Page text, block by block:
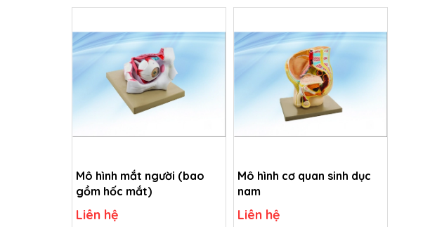
Mô hình mắt người (bao
gồm hốc mắt)
Liên hệ
Mô hình cơ quan sinh dục
nam
Liên hệ